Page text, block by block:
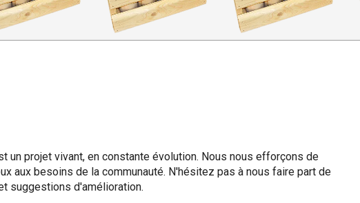
un projet vivant, en constante évolution. Nous nous efforçons de
aux besoins de la communauté. N'hésitez pas à nous faire part de
suggestions d'amélioration.